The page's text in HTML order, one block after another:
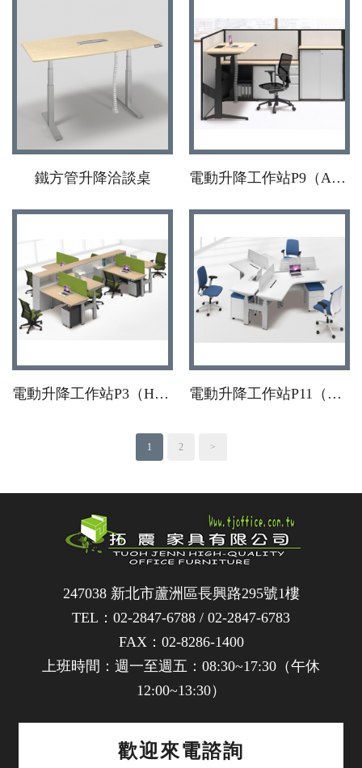
鐵方管升降洽談桌 電動升降工作站P9（A腳）
電動升降工作站P3（H腳） 電動升降工作站P11（H腳）
1 2 >
247038 新北市蘆洲區長興路295號1樓
TEL： 02-2847-6788 / 02-2847-6783
FAX：02-8286-1400
上班時間：週一至週五：08:30~17:30（午休
12:00~13:30）
歡迎來電諮詢